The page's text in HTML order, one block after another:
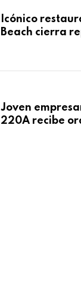
Icónico
Beach cierra
Joven
220A recibe